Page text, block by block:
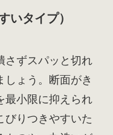
いタイプ）
さずスパッと切れ
しょう。断面がき
最小限に抑えられ
びりつきやすいた